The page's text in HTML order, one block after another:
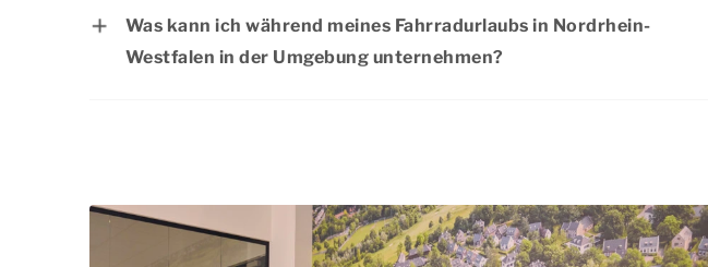
Was kann ich während meines Fahrradurlaubs in Nordrhein-
Westfalen in der Umgebung unternehmen?
auch ein Tag in einem der schönen Orte in der Umgebung nicht
fehlen. Das breite Angebot an tollen Radwegen und verschiedenen